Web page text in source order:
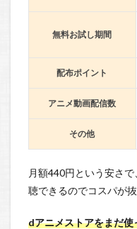
無料お試し期間
配布ポイント
アニメ動画配信数
その他
月額440円という安さ
聴できるのでコスパが抜
dアニメストアをまだ